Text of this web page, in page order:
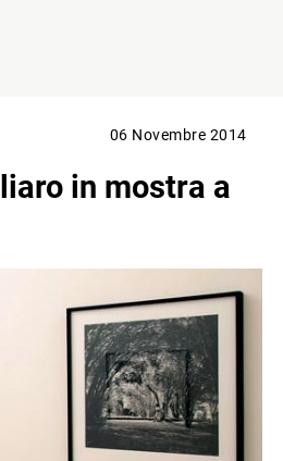
06 Novembre 2014
in mostra a